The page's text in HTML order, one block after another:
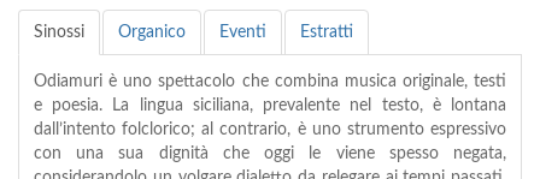
Sinossi Organico Eventi Estratti
Odiamuri è uno spettacolo che combina musica originale, testi
e poesia. La lingua siciliana, prevalente nel testo, è lontana
dall’intento folclorico; al contrario, è uno strumento espressivo
con una sua dignità che oggi le viene spesso negata,